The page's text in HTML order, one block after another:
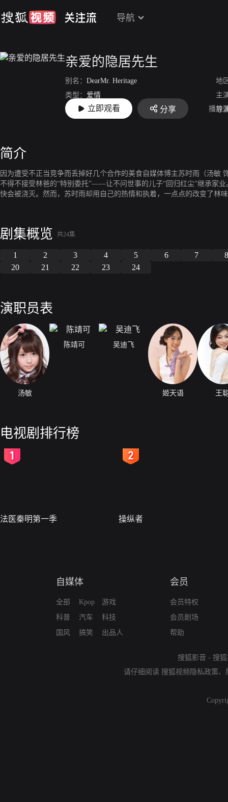
导航
亲爱的隐居先生
别名： DearMr. Heritage
地
类型： 爱情
主
上映： 2023-08-31 导
立即观看 分享 播放
简介
因为遭受不正当竞争而丢掉好几个合作的美食自媒体博主苏时雨（汤
不得不接受林爸的“特别委托”——让不问世事的儿子“回归红尘”继承家
快会被浇灭。然而，苏时雨却用自己的热情和执着，一点点的改变了林
剧集概览 共24集
1 2 3 4 5 6 7
20
21 22 23 24
演职员表
汤敏
陈靖可 吴迪飞
姬天语 王
电视剧排行榜
法医秦明第一季 操纵者
自媒体
全部
科普
国风
Kpop
汽车
搞笑
游戏
科技
出品人
会员
会员特权
会员剧场
帮助
搜狐影音 - 搜
请仔细阅读 搜狐视频隐私政策、